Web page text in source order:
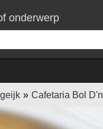
onderwerp
Cafetaria Bol D'n